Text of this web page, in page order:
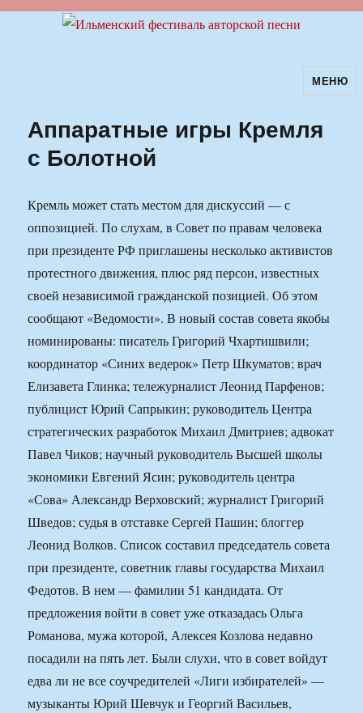
Ильменский фестиваль авторскойМЕНЮ
Аппаратные игры Кремля
с Болотной
Кремль может стать местом для дискуссий — с
оппозицией. По слухам, в Совет по правам человека
при президенте РФ приглашены несколько активистов
протестного движения, плюс ряд персон, известных
своей независимой гражданской позицией. Об этом
сообщают «Ведомости». В новый состав совета якобы
номинированы: писатель Григорий Чхартишвили;
координатор «Синих ведерок» Петр Шкуматов; врач
Елизавета Глинка; тележурналист Леонид Парфенов;
публицист Юрий Сапрыкин; руководитель Центра
стратегических разработок Михаил Дмитриев; адвокат
Павел Чиков; научный руководитель Высшей школы
экономики Евгений Ясин; руководитель центра
«Сова» Александр Верховский; журналист Григорий
Шведов; судья в отставке Сергей Пашин; блоггер
Леонид Волков. Список составил председатель совета
при президенте, советник главы государства Михаил
Федотов. В нем — фамилии 51 кандидата. От
предложения войти в совет уже отказадась Ольга
Романова, мужа которой, Алексея Козлова недавно
посадили на пять лет. Были слухи, что в совет войдут
едва ли не все соучредителей «Лиги избирателей» —
музыканты Юрий Шевчук и Георгий Васильев,